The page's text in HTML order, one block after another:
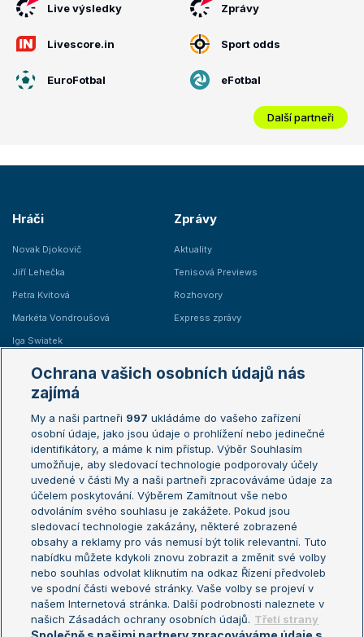
Live výsledky Zprávy
Livescore.in Sport odds
EuroFotbal eFotbal
Další partneři
Hráči
Novak Djokovič
Jiří Lehečka
Petra Kvitová
Markéta Vondroušová
Iga Swiatek
Zprávy
Aktuality
Tenisová Previews
Rozhovory
Express zprávy
Žebříčky
Žebříček ATP (muži)
Žebříček WTA (ženy)
Sázkařský žebříček
Australian Open
French Open
Wimbledon
US Open
Turnaj mistrů
Turnaj mistryň
Aktualní trendy
Fotbalové přestupy
Livesport Daily
LS Prague Open
Ochrana vašich osobních údajů nás
zajímá
My a naši partneři 997 ukládáme do vašeho zařízení
osobní údaje, jako jsou údaje o prohlížení nebo jedinečné
identifikátory, a máme k nim přístup. Výběr Souhlasím
umožňuje, aby sledovací technologie podporovaly účely
uvedené v části My a naši partneři zpracováváme údaje za
účelem poskytování. Výběrem Zamítnout vše nebo
odvoláním svého souhlasu je zakážete. Pokud jsou
sledovací technologie zakázány, některé zobrazené
obsahy a reklamy pro vás nemusí být tolik relevantní. Tuto
nabídku můžete kdykoli znovu zobrazit a změnit své volby
nebo souhlas odvolat kliknutím na odkaz Řízení předvoleb
ve spodní části webové stránky. Vaše volby se projeví v
našem Internetová stránka. Další podrobnosti naleznete v
našich Zásadách ochrany osobních údajů. Třetí strany